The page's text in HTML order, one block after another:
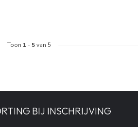
Toon 1 - 5van 5
BIJ INSCHRIJVING